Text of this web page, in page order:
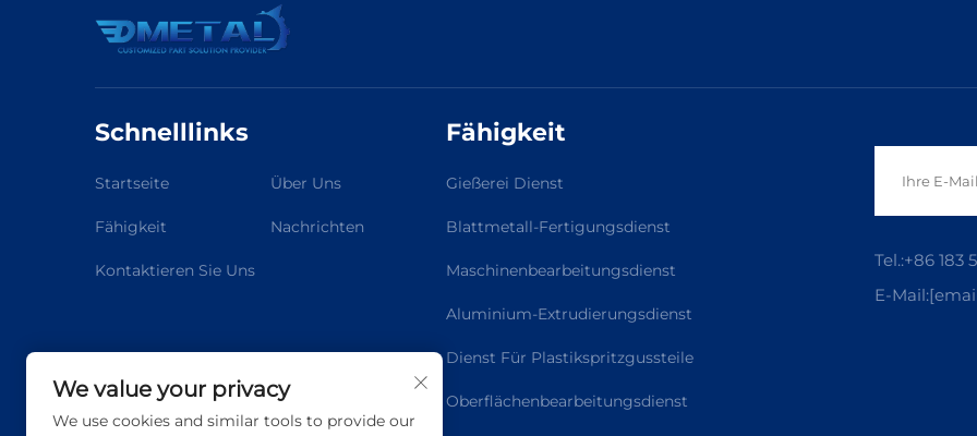
Schnelllinks
Startseite Über Uns
Fähigkeit Nachrichten
Kontaktieren Sie Uns
Fähigkeit
Gießerei Dienst
Blattmetall-Fertigungsdienst
Maschinenbearbeitungsdienst
Aluminium-Extrudierungsdienst
Dienst Für Plastikspritzgussteile
Oberflächenbearbeitungsdienst
Tel.:+86 183
E-Mail:
We value your privacy
We use cookies and similar tools to provide our